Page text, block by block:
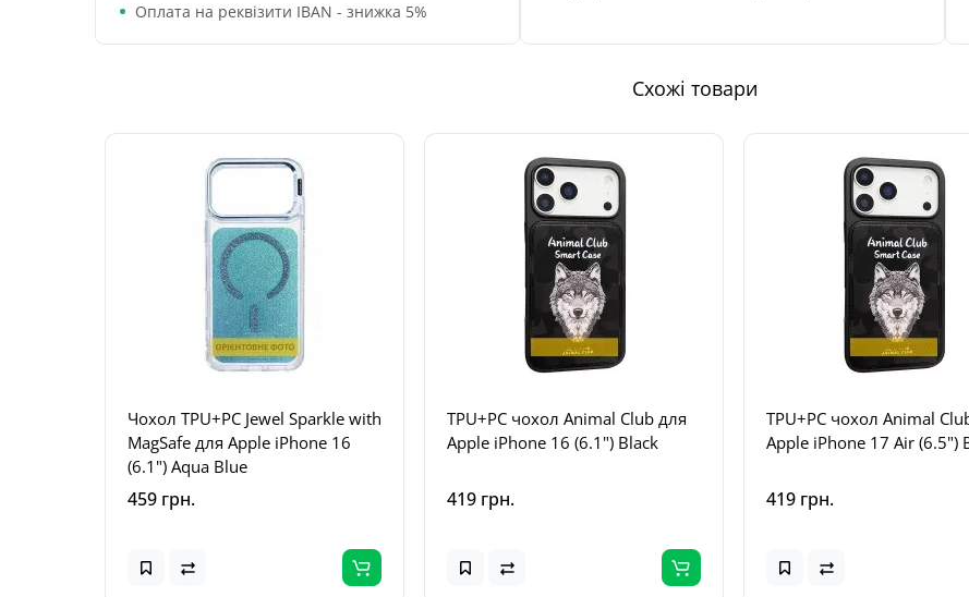
Оплата на реквізити IBAN - знижка 5%
Схожі товари
Чохол TPU+PC Jewel Sparkle with
MagSafe для Apple iPhone 16
(6.1") Aqua Blue
459 грн.
TPU+PC чохол Animal Club для
Apple iPhone 16 (6.1") Black
419 грн.
TPU+PC чохол Animal
Apple iPhone 17 Air (6.5")
419 грн.